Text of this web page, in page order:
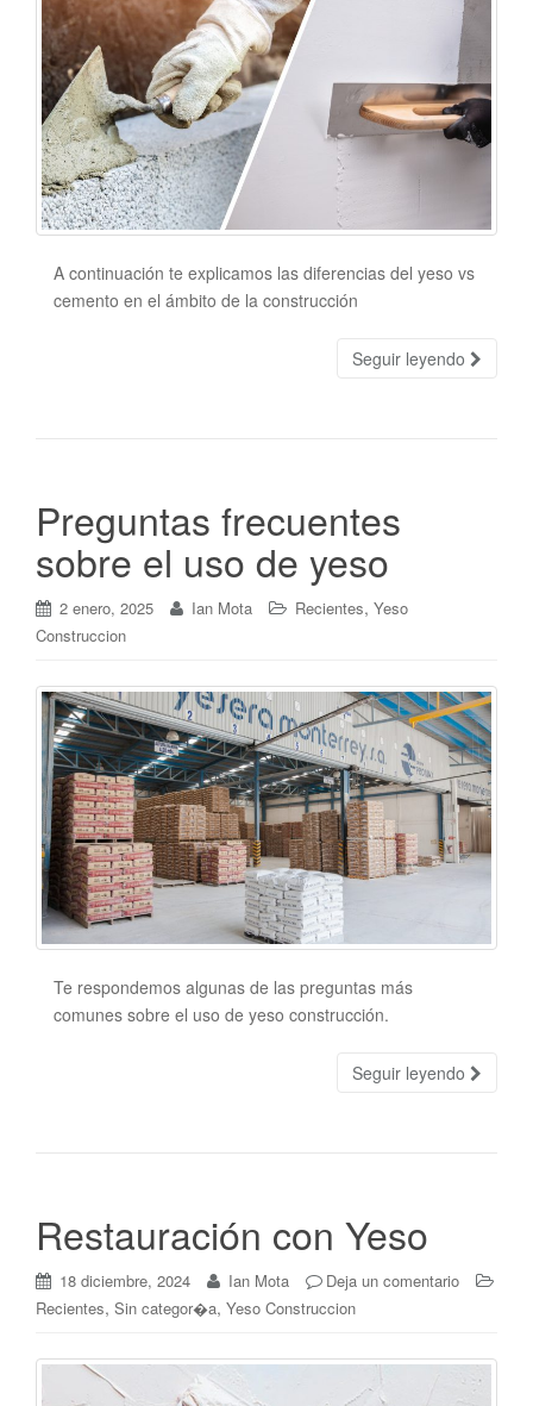
A continuación te explicamos las diferencias del yeso vs
cemento en el ámbito de la construcción
Seguir leyendo
Preguntas frecuentes
sobre el uso de yeso
2 enero, 2025 Ian Mota Recientes, Yeso
Construccion
Te respondemos algunas de las preguntas más
comunes sobre el uso de yeso construcción.
Seguir leyendo
Restauración con Yeso
18 diciembre, 2024 Ian Mota
Deja un comentario
Recientes, Sin categor�a, Yeso Construccion